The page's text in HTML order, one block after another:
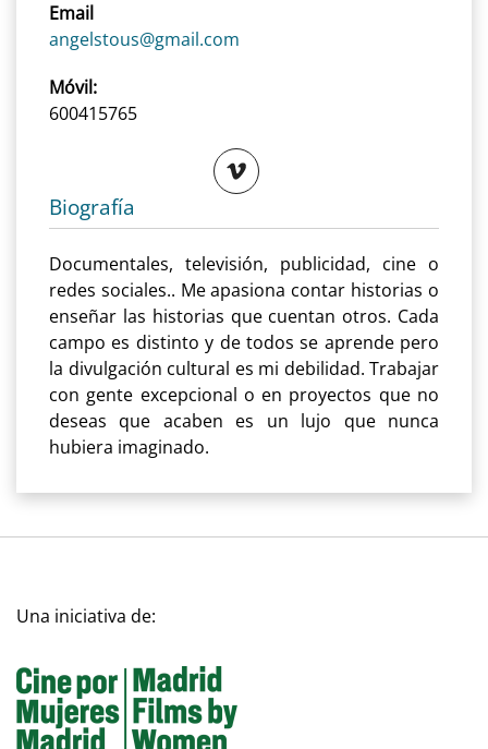
Email
angelstous@gmail.com
Móvil:
600415765
Biografía
Documentales, televisión, publicidad, cine o
redes sociales.. Me apasiona contar historias o
enseñar las historias que cuentan otros. Cada
campo es distinto y de todos se aprende pero
la divulgación cultural es mi debilidad. Trabajar
con gente excepcional o en proyectos que no
deseas que acaben es un lujo que nunca
hubiera imaginado.
Una iniciativa de: